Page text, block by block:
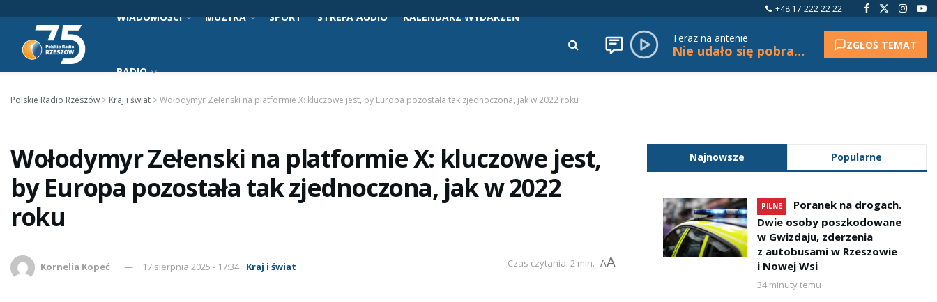
+48 17 222 22 22
WIADOMOŚCI MUZYKA SPORT STREFA AUDIO KALENDARZ WYDARZEŃ
RADIO
Teraz na antenie
Nie udało się pobrać tytułu. ZGŁOŚ TEMAT
Polskie Radio Rzeszów > Kraj i świat >Wołodymyr Zełenski na platformie X: kluczowe jest, by Europa pozostała tak zjednoczona, jak w 2022 roku
Wołodymyr Zełenski na platformie X: kluczowe jest,
by Europa pozostała tak zjednoczona, jak w 2022
roku
Kornelia Kopeć 17 sierpnia 2025 - 17:34 Kraj i świat Czas czytania: 2 min. AA
Najnowsze Popularne
PILNE
Poranek na drogach.
Dwie osoby poszkodowane
w Gwizdaju, zderzenia
z autobusami w Rzeszowie
i Nowej Wsi
34 minuty temu